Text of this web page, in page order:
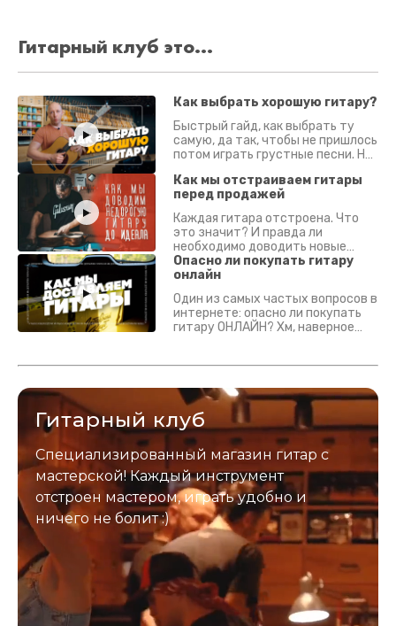
Гитарный клуб это...
Как выбрать хорошую гитару?
Быстрый гайд, как выбрать ту
самую, да так, чтобы не пришлось
потом играть грустные песни. На
Как мы отстраиваем гитары
перед продажей
Каждая гитара отстроена. Что
это значит? И правда ли
необходимо доводить новые
гитары? Если кратко - да.
Подробно - в видео :)
Опасно ли покупать гитару
онлайн
Один из самых частых вопросов в
интернете: опасно ли покупать
гитару ОНЛАЙН? Хм, наверное
застрахован. Случись что -
Гитарный клуб
Специализированный магазин гитар с
мастерской! Каждый инструмент
отстроен мастером, играть удобно и
ничего не болит :)